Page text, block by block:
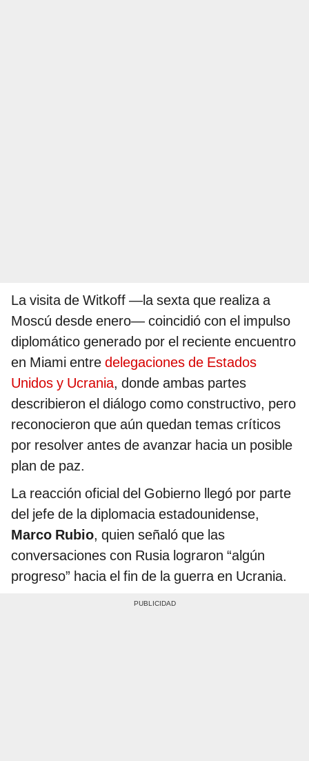
La visita de Witkoff —la sexta que realiza a
Moscú desde enero— coincidió con el impulso
diplomático generado por el reciente encuentro
en Miami entre delegaciones de Estados
Unidos y Ucrania, donde ambas partes
describieron el diálogo como constructivo, pero
reconocieron que aún quedan temas críticos
por resolver antes de avanzar hacia un posible
plan de paz.
La reacción oficial del Gobierno llegó por parte
del jefe de la diplomacia estadounidense,
Marco Rubio, quien señaló que las
conversaciones con Rusia lograron “algún
progreso” hacia el fin de la guerra en Ucrania.